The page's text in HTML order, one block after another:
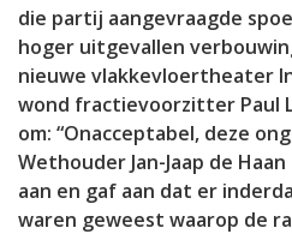
die partij aangevraagde
hoger uitgevallen
nieuwe vlakkevloertheater
wond fractievoorzitter Paul
om: “Onacceptabel, deze
Wethouder Jan-Jaap de
aan en gaf aan dat er
waren geweest waarop de